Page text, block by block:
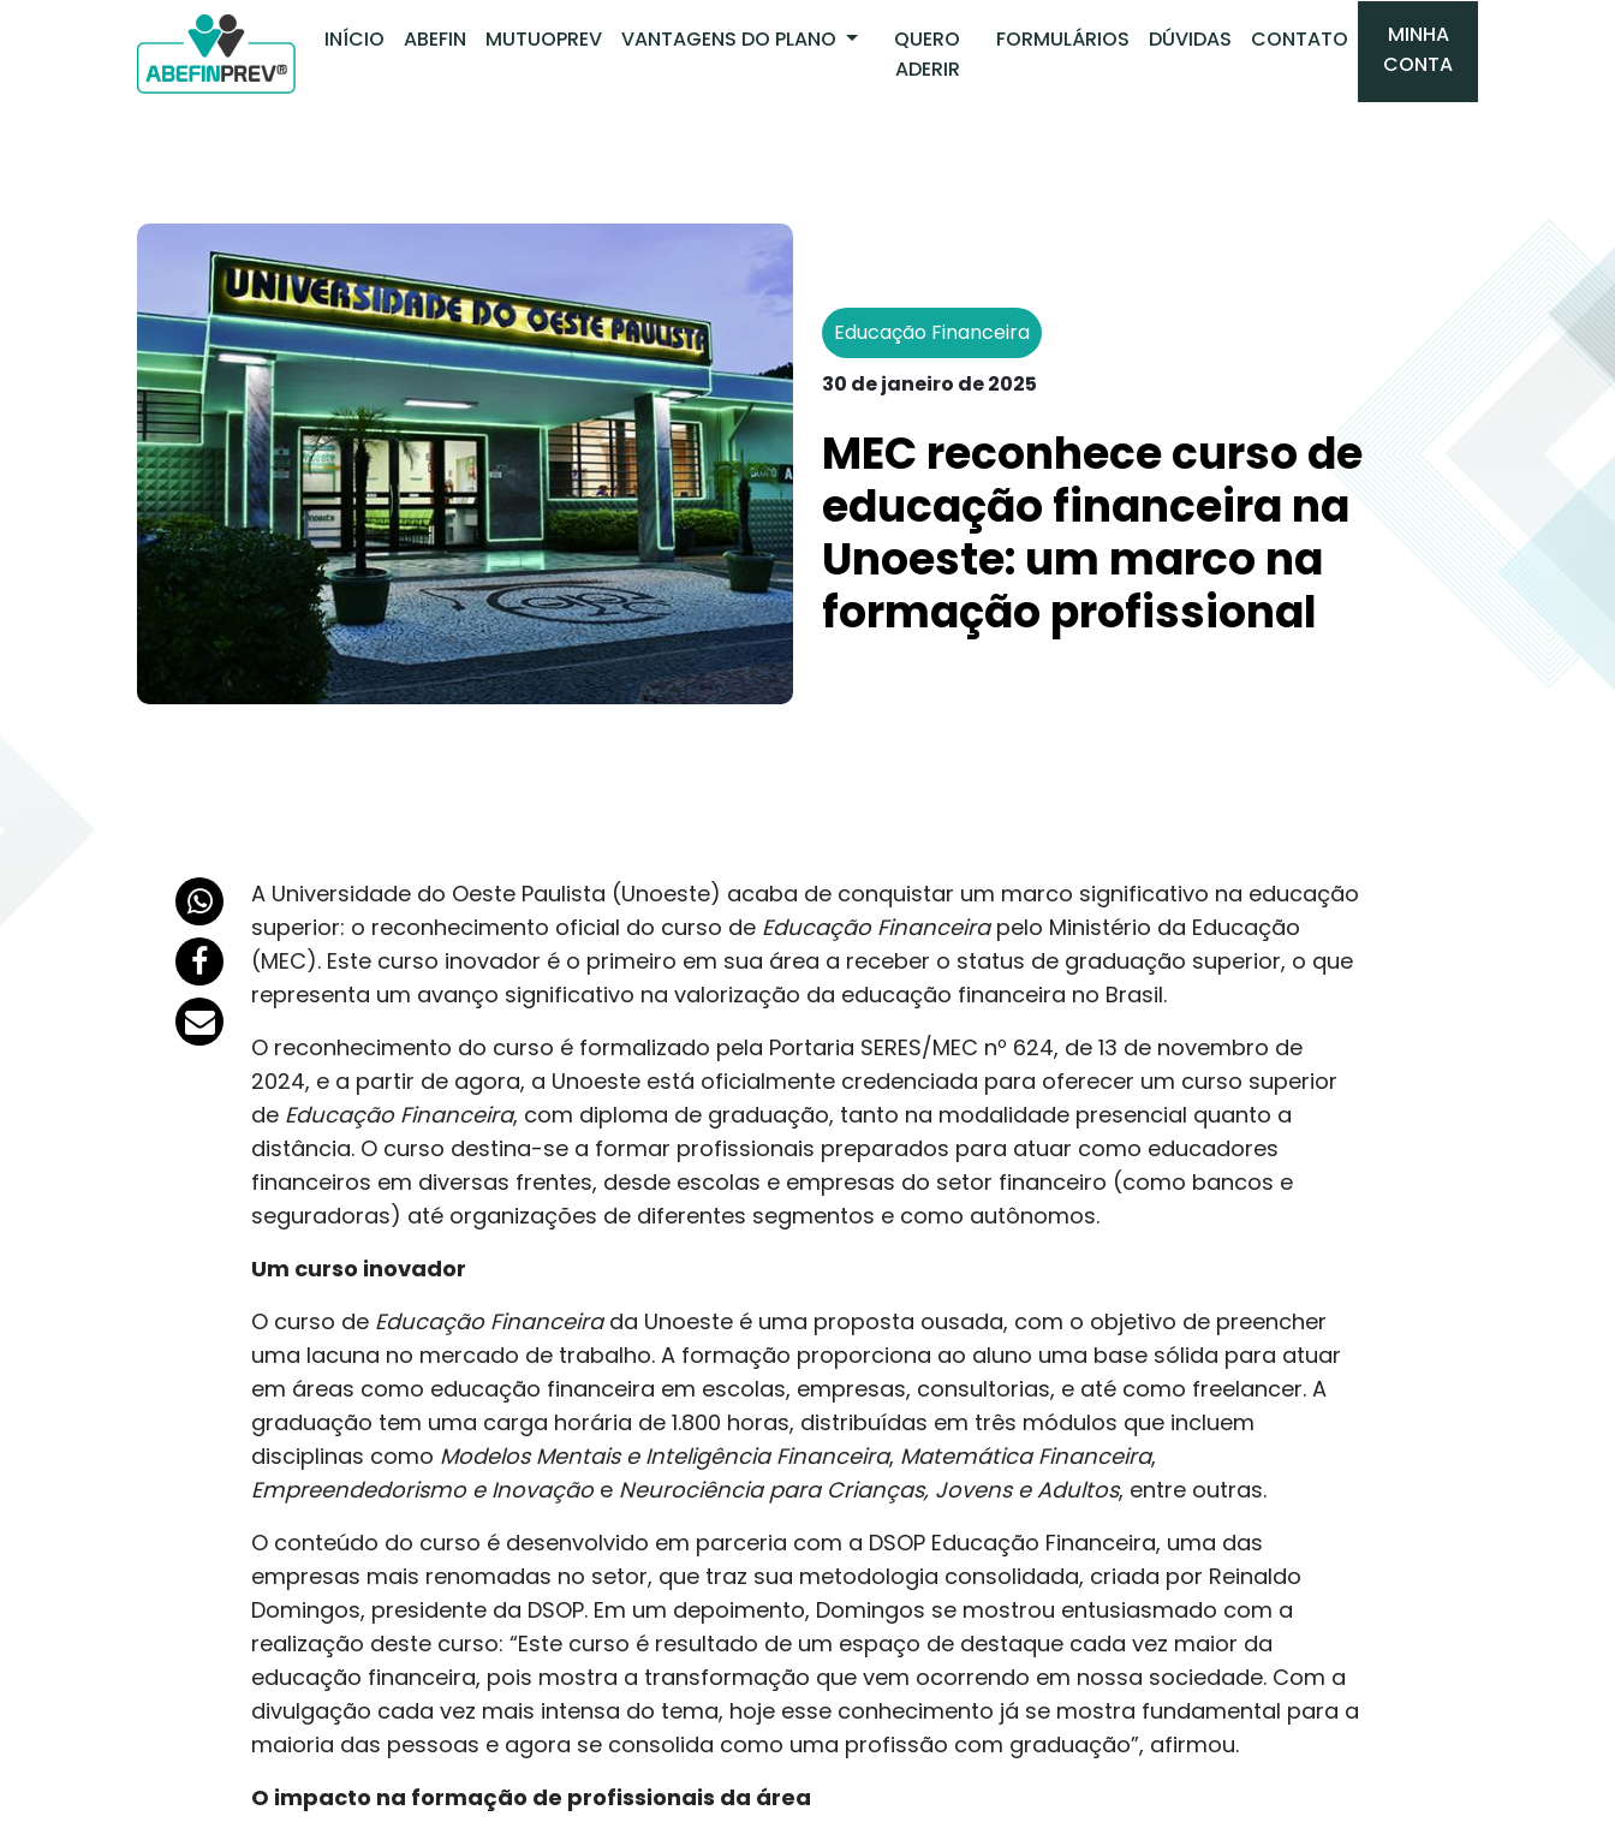
INÍCIO ABEFIN MUTUOPREV VANTAGENS DO PLANO
QUERO
ADERIR
FORMULÁRIOS DÚVIDAS CONTATO
MINHA
CONTA
Educação Financeira
30 de janeiro de 2025
MEC reconhece curso de
educação financeira na
Unoeste: um marco na
formação profissional
A Universidade do Oeste Paulista (Unoeste) acaba de conquistar um marco significativo na educação
superior: o reconhecimento oficial do curso de Educação Financeirapelo Ministério da Educação
(MEC). Este curso inovador é o primeiro em sua área a receber o status de graduação superior, o que
representa um avanço significativo na valorização da educação financeira no Brasil.
O reconhecimento do curso é formalizado pela Portaria SERES/MEC nº 624, de 13 de novembro de
2024, e a partir de agora, a Unoeste está oficialmente credenciada para oferecer um curso superior
de Educação Financeira, com diploma de graduação, tanto na modalidade presencial quanto a
distância. O curso destina-se a formar profissionais preparados para atuar como educadores
financeiros em diversas frentes, desde escolas e empresas do setor financeiro (como bancos e
seguradoras) até organizações de diferentes segmentos e como autônomos.
Um curso inovador
O curso de Educação Financeirada Unoeste é uma proposta ousada, com o objetivo de preencher
uma lacuna no mercado de trabalho. A formação proporciona ao aluno uma base sólida para atuar
em áreas como educação financeira em escolas, empresas, consultorias, e até como freelancer. A
graduação tem uma carga horária de 1.800 horas, distribuídas em três módulos que incluem
disciplinas como Modelos Mentais e Inteligência Financeira, Matemática Financeira,
Empreendedorismo e Inovaçãoe Neurociência para Crianças, Jovens e Adultos, entre outras.
O conteúdo do curso é desenvolvido em parceria com a DSOP Educação Financeira, uma das
empresas mais renomadas no setor, que traz sua metodologia consolidada, criada por Reinaldo
Domingos, presidente da DSOP. Em um depoimento, Domingos se mostrou entusiasmado com a
realização deste curso: “Este curso é resultado de um espaço de destaque cada vez maior da
educação financeira, pois mostra a transformação que vem ocorrendo em nossa sociedade. Com a
divulgação cada vez mais intensa do tema, hoje esse conhecimento já se mostra fundamental para a
maioria das pessoas e agora se consolida como uma profissão com graduação”, afirmou.
O impacto na formação de profissionais da área